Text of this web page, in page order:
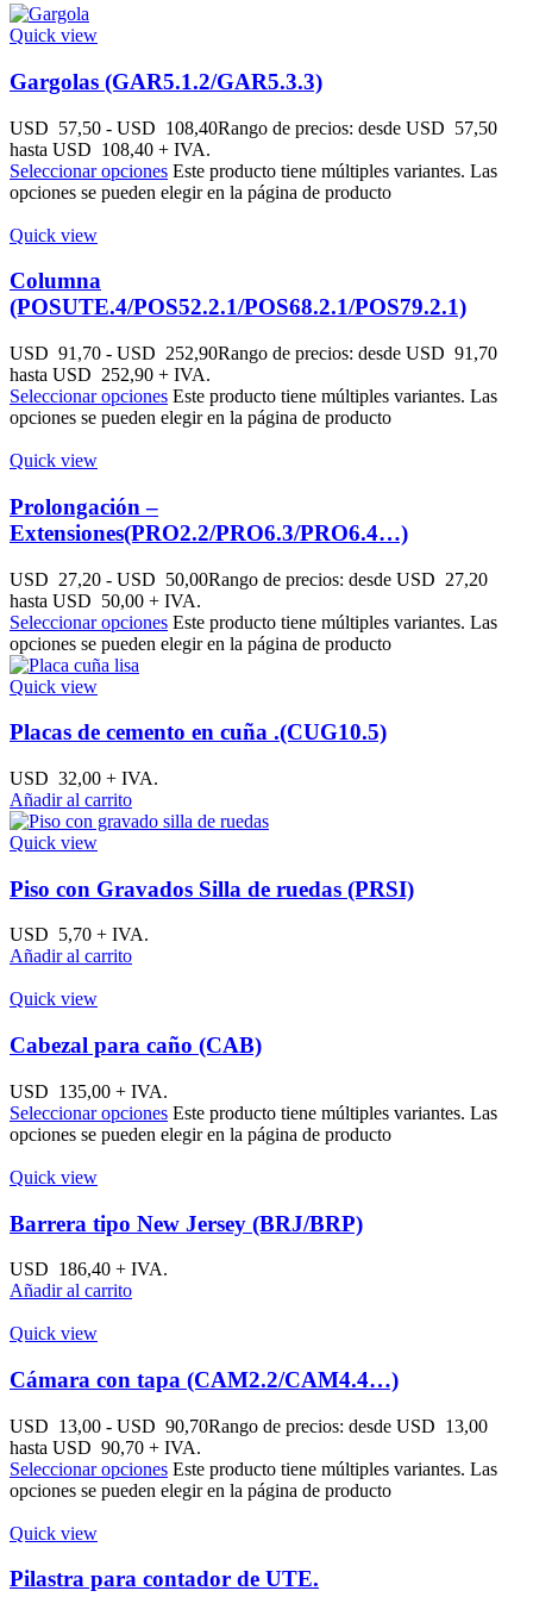
Quick view
Gargolas (GAR5.1.2/GAR5.3.3)
USD 57,50 - USD 108,40Rango de precios: desde USD 57,50
hasta USD 108,40 + IVA.
Seleccionar opciones Este producto tiene múltiples variantes. Las
opciones se pueden elegir en la página de producto
Quick view
Columna
(POSUTE.4/POS52.2.1/POS68.2.1/POS79.2.1)
USD 91,70 - USD 252,90Rango de precios: desde USD 91,70
hasta USD 252,90 + IVA.
Seleccionar opciones Este producto tiene múltiples variantes. Las
opciones se pueden elegir en la página de producto
Quick view
Prolongación –
Extensiones(PRO2.2/PRO6.3/PRO6.4…)
USD 27,20 - USD 50,00Rango de precios: desde USD 27,20
hasta USD 50,00 + IVA.
Seleccionar opciones Este producto tiene múltiples variantes. Las
opciones se pueden elegir en la página de producto
Quick view
Placas de cemento en cuña .(CUG10.5)
USD 32,00 + IVA.
Añadir al carrito
Quick view
Piso con Gravados Silla de ruedas (PRSI)
USD 5,70 + IVA.
Añadir al carrito
Quick view
Cabezal para caño (CAB)
USD 135,00 + IVA.
Seleccionar opciones Este producto tiene múltiples variantes. Las
opciones se pueden elegir en la página de producto
Quick view
Barrera tipo New Jersey (BRJ/BRP)
USD 186,40 + IVA.
Añadir al carrito
Quick view
Cámara con tapa (CAM2.2/CAM4.4…)
USD 13,00 - USD 90,70Rango de precios: desde USD 13,00
hasta USD 90,70 + IVA.
Seleccionar opciones Este producto tiene múltiples variantes. Las
opciones se pueden elegir en la página de producto
Quick view
Pilastra para contador de UTE.